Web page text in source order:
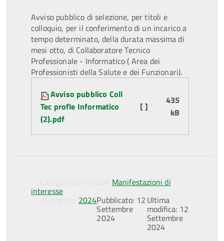
Avviso pubblico di selezione, per titoli e
colloquio, per il conferimento di un incarico a
tempo determinato, della durata massima di
mesi otto, di Collaboratore Tecnico
Professionale - Informatico ( Area dei
Professionisti della Salute e dei Funzionari).
Avviso pubblico Coll
Tec profle Informatico
(2).pdf
[ ]
435
kB
Manifestazioni di
interesse
2024Pubblicato: 12
Settembre
2024
Ultima
modifica: 12
Settembre
2024